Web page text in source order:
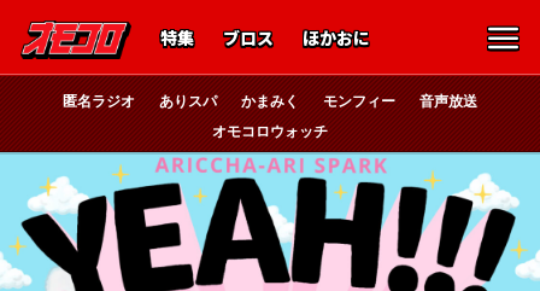
特集 ブロス ほかおに
匿名ラジオ ありスパ かまみく モンフィー
音声放送
オモコロウォッチ